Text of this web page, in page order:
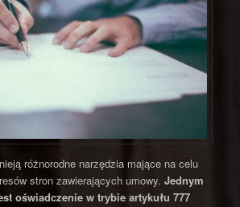
różnorodne narzędzia mające na celu
stron zawierających umowy. Jednym
oświadczenie w trybie artykułu 777